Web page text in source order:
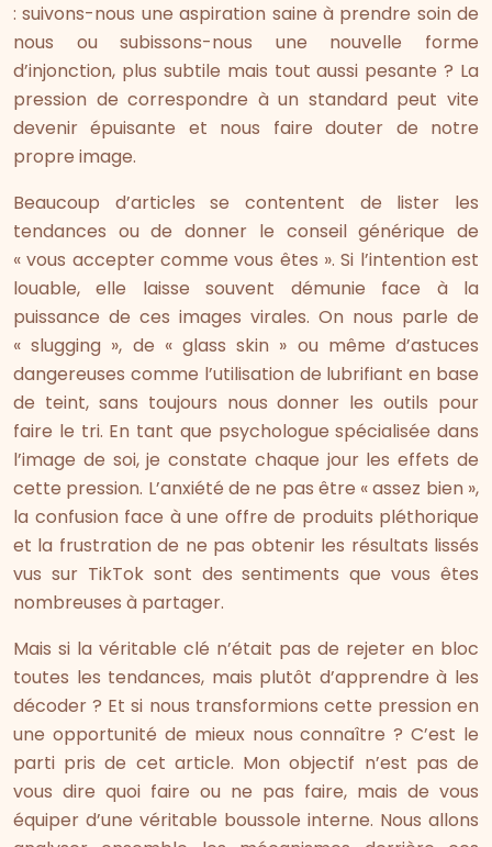
: suivons-nous une aspiration saine à prendre soin de
nous ou subissons-nous une nouvelle forme
d’injonction, plus subtile mais tout aussi pesante ? La
pression de correspondre à un standard peut vite
devenir épuisante et nous faire douter de notre
propre image.
Beaucoup d’articles se contentent de lister les
tendances ou de donner le conseil générique de
« vous accepter comme vous êtes ». Si l’intention est
louable, elle laisse souvent démunie face à la
puissance de ces images virales. On nous parle de
« slugging », de « glass skin » ou même d’astuces
dangereuses comme l’utilisation de lubrifiant en base
de teint, sans toujours nous donner les outils pour
faire le tri. En tant que psychologue spécialisée dans
l’image de soi, je constate chaque jour les effets de
cette pression. L’anxiété de ne pas être « assez bien »,
la confusion face à une offre de produits pléthorique
et la frustration de ne pas obtenir les résultats lissés
vus sur TikTok sont des sentiments que vous êtes
nombreuses à partager.
Mais si la véritable clé n’était pas de rejeter en bloc
toutes les tendances, mais plutôt d’apprendre à les
décoder ? Et si nous transformions cette pression en
une opportunité de mieux nous connaître ? C’est le
parti pris de cet article. Mon objectif n’est pas de
vous dire quoi faire ou ne pas faire, mais de vous
équiper d’une véritable boussole interne. Nous allons